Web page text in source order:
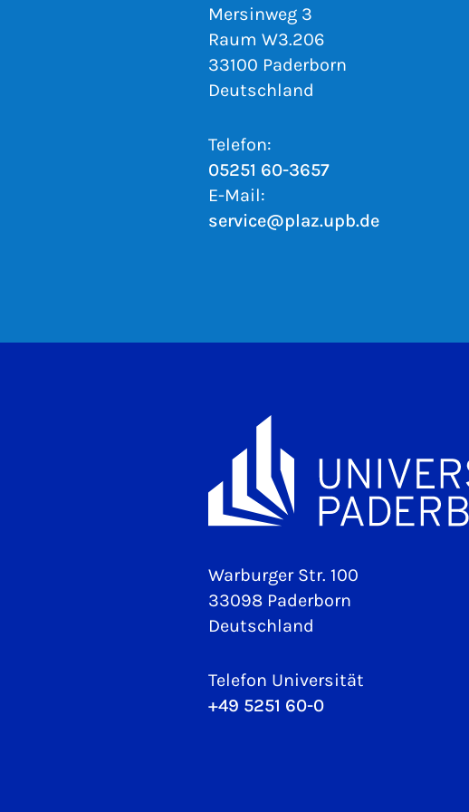
Mersinweg 3
Raum W3.206
33100 Paderborn
Deutschland
Telefon:
05251 60-3657
E-Mail:
service@plaz.upb.de
Warburger Str. 100
33098 Paderborn
Deutschland
Telefon Universität
+49 5251 60-0